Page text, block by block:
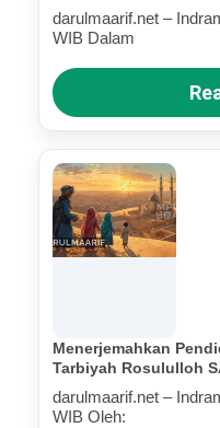
darulmaarif.net –
WIB Dalam
Menerjemahkan
Tarbiyah Rosululloh
Terluka (Bagian IV)
darulmaarif.net –
WIB Oleh: